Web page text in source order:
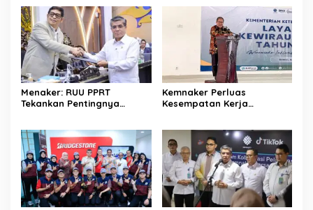
Menaker: RUU PPRT
Tekankan Pentingnya
Kemnaker Perluas
Kesempatan Kerja